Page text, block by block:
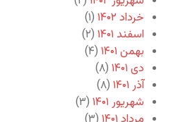
خرداد ۱۴۰۲
(۱)
اسفند ۱۴۰۱
(۲)
بهمن ۱۴۰۱
(۴)
دی ۱۴۰۱
(۸)
آذر ۱۴۰۱
(۸)
شهریور ۱۴۰۱
(۳)